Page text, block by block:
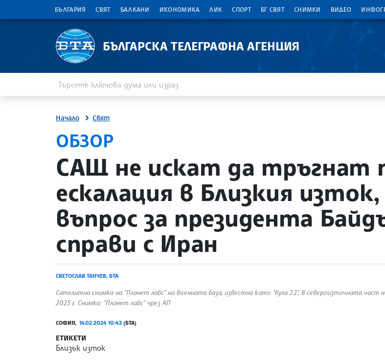
БЪЛГАРИЯ СВЯТ БАЛКАНИ ИКОНОМИКА ЛИК СПОРТ БГ СВЯТ СНИМКИ ВИДЕО
БЪЛГАРСКА ТЕЛЕГРАФНА АГЕНЦИЯ
Начало Свят
ОБЗОР
site.bta
САЩ не искат да тръгнат
ескалация в Близкия
въпрос за президента
справи с Иран
СВЕТОСЛАВ ТАНЧЕВ, БТА
Сателитна снимка на "Планет лабс" на военната база, известна като "Кула 22", в североизточната част
2023 г. Снимка: "Планет лабс" чрез АП
СОФИЯ, 14.02.2024 10:42 (БТА)
ЕТИКЕТИ
Близък изток